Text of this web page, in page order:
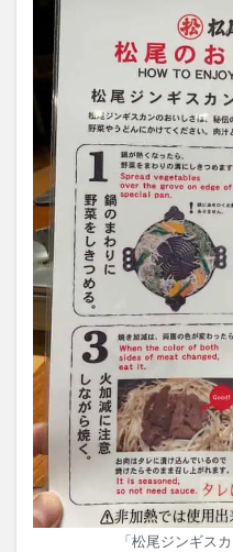
「松尾ジンギス